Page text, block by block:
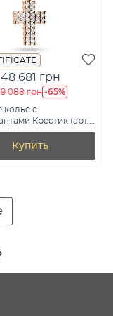
48 681 грн
088 грн -65%
колье с
Крестик (арт.
2)
Купить